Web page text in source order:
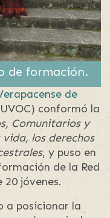
de formación.
de
conformó la
Comunitarios y
los derechos
, y puso en
de la Red
jóvenes.
a posicionar la